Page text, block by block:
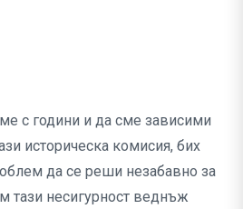
с години и да сме зависими
историческа комисия, бих
да се реши незабавно за
тази несигурност веднъж